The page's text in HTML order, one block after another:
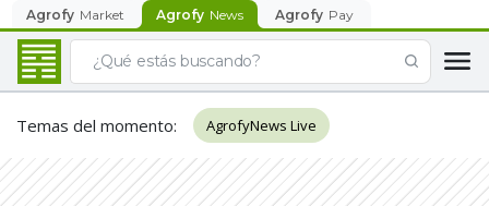
Agrofy Market Agrofy News Agrofy Pay
Temas del momento: AgrofyNews Live